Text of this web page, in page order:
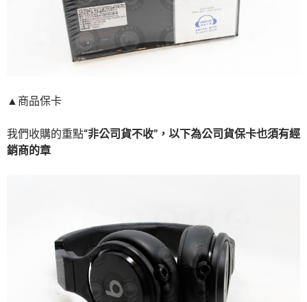
▲商品保卡
我們收購的重點“非公司貨不收”，以下為公司貨保卡也須有經
銷商的章